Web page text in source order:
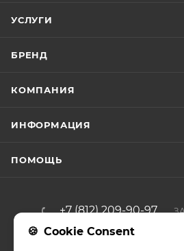
УСЛУГИ
БРЕНД
КОМПАНИЯ
ИНФОРМАЦИЯ
ПОМОЩЬ
+7 (812) 209-90-97
zakaz@iso-
Cookie Consent